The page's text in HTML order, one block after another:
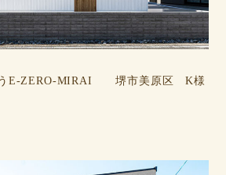
E-ZERO-MIRAI 堺市美原区 K様